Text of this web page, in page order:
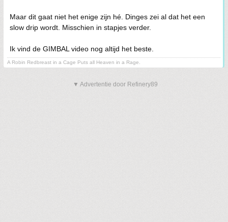
Maar dit gaat niet het enige zijn hé. Dinges zei al dat het een
slow drip wordt. Misschien in stapjes verder.
Ik vind de GIMBAL video nog altijd het beste.
A Robin Redbreast in a Cage Puts all Heaven in a Rage.
▼ Advertentie door Refinery89